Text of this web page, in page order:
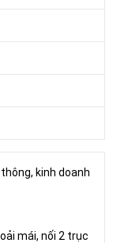
kinh doanh
mái, nối 2 trục